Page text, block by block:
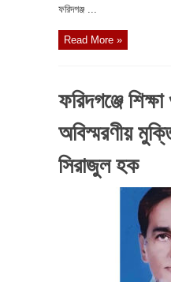
ফরিদগঞ্জ ...
Read More »
ফরিদগঞ্জে
অবিস্মরণীয়
সিরাজুল হক